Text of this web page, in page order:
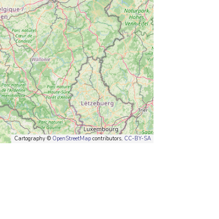
Cartography © OpenStreetMapcontributors, CC-BY-SA